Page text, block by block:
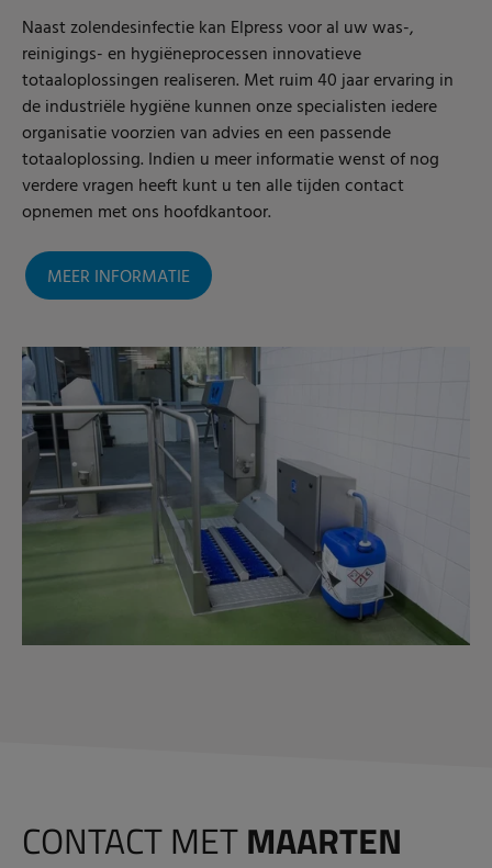
Naast zolendesinfectie kan Elpress voor al uw was-,
reinigings- en hygiëneprocessen innovatieve
totaaloplossingen realiseren. Met ruim 40 jaar ervaring in
de industriële hygiëne kunnen onze specialisten iedere
organisatie voorzien van advies en een passende
totaaloplossing. Indien u meer informatie wenst of nog
verdere vragen heeft kunt u ten alle tijden contact
opnemen met ons hoofdkantoor.
MEER INFORMATIE
CONTACT METMAARTEN